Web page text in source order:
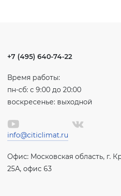
+7 (495) 640-74-22
Время работы:
пн-сб: с 9:00 до 20:00
воскресенье: выходной
info@citiclimat.ru
Офис: Московская область, г.
25А, офис 63